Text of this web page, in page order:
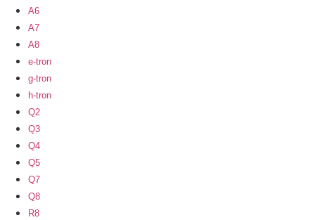
A6
A7
A8
e-tron
g-tron
h-tron
Q2
Q3
Q4
Q5
Q7
Q8
R8